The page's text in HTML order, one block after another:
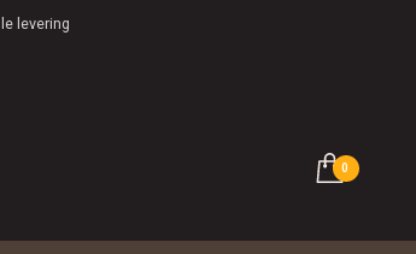
levering
0